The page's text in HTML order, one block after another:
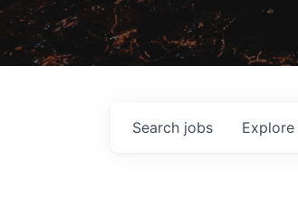
Search jobs Explore